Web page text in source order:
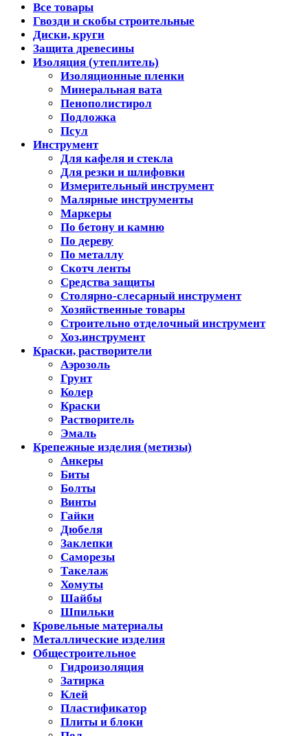
Все товары
Гвозди и скобы строительные
Диски, круги
Защита древесины
Изоляция (утеплитель)
Изоляционные пленки
Минеральная вата
Пенополистирол
Подложка
Псул
Инструмент
Для кафеля и стекла
Для резки и шлифовки
Измерительный инструмент
Малярные инструменты
Маркеры
По бетону и камню
По дереву
По металлу
Скотч ленты
Средства защиты
Столярно-слесарный инструмент
Хозяйственные товары
Строительно отделочный инструмент
Хоз.инструмент
Краски, растворители
Аэрозоль
Грунт
Колер
Краски
Растворитель
Эмаль
Крепежные изделия (метизы)
Анкеры
Биты
Болты
Винты
Гайки
Дюбеля
Заклепки
Саморезы
Такелаж
Хомуты
Шайбы
Шпильки
Кровельные материалы
Металлические изделия
Общестроительное
Гидроизоляция
Затирка
Клей
Пластификатор
Плиты и блоки